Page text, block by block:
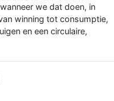
we dat doen, in
winning tot consumptie,
en een circulaire,